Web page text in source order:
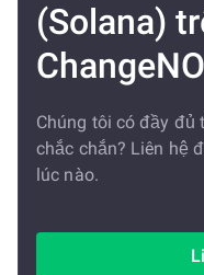
(Solana)
Chúng tôi có đầy đủ
chắc chắn? Liên hệ
lúc nào.